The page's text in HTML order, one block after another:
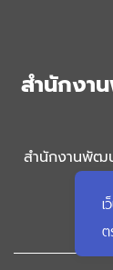
สำนักงา
สำนักงานพัฒ
ถนนเ